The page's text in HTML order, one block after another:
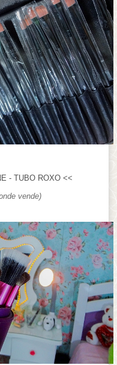
- TUBO ROXO <<
vende)